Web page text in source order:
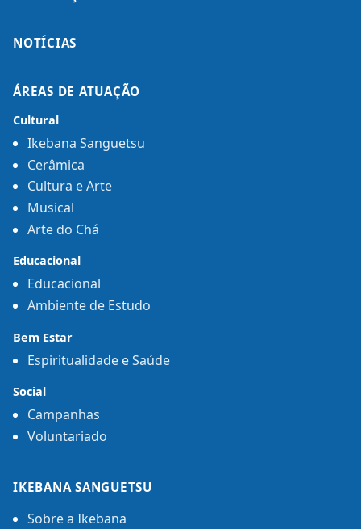
NOTÍCIAS
ÁREAS DE ATUAÇÃO
Cultural
Ikebana Sanguetsu
Cerâmica
Cultura e Arte
Musical
Arte do Chá
Educacional
Educacional
Ambiente de Estudo
Bem Estar
Espiritualidade e Saúde
Social
Campanhas
Voluntariado
IKEBANA SANGUETSU
Sobre a Ikebana